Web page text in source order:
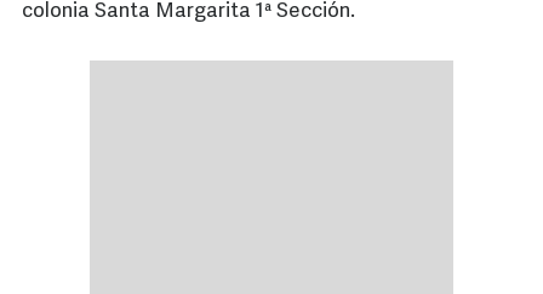
colonia Santa Margarita 1ª Sección.